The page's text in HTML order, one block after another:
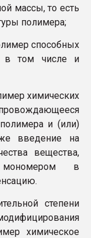
массы, то есть
полимера;
способных
в том числе и
химических
и (или)
введение на
вещества,
в
степени
химическое